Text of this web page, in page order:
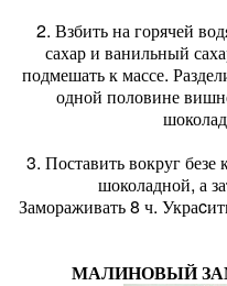
2. Взбить на горячей
сахар и ванильный
подмешать к массе.
одной половине
3. Поставить вокруг безе
шоколадной, а
Замораживать 8 ч.
МАЛИНОВЫЙ